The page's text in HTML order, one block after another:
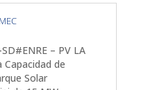
– PV LA
Capacidad de
Solar